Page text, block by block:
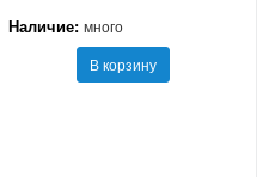
Наличие: много
В корзину